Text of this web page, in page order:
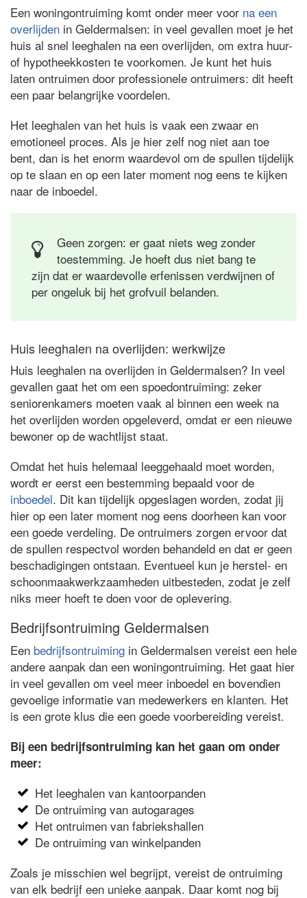
Een woningontruiming komt onder meer voor na een
overlijden in Geldermalsen: in veel gevallen moet je het
huis al snel leeghalen na een overlijden, om extra huur-
of hypotheekkosten te voorkomen. Je kunt het huis
laten ontruimen door professionele ontruimers: dit heeft
een paar belangrijke voordelen.
Het leeghalen van het huis is vaak een zwaar en
emotioneel proces. Als je hier zelf nog niet aan toe
bent, dan is het enorm waardevol om de spullen tijdelijk
op te slaan en op een later moment nog eens te kijken
naar de inboedel.
Geen zorgen: er gaat niets weg zonder
toestemming. Je hoeft dus niet bang te
zijn dat er waardevolle erfenissen verdwijnen of
per ongeluk bij het grofvuil belanden.
Huis leeghalen na overlijden: werkwijze
Huis leeghalen na overlijden in Geldermalsen? In veel
gevallen gaat het om een spoedontruiming: zeker
seniorenkamers moeten vaak al binnen een week na
het overlijden worden opgeleverd, omdat er een nieuwe
bewoner op de wachtlijst staat.
Omdat het huis helemaal leeggehaald moet worden,
wordt er eerst een bestemming bepaald voor de
inboedel. Dit kan tijdelijk opgeslagen worden, zodat jij
hier op een later moment nog eens doorheen kan voor
een goede verdeling. De ontruimers zorgen ervoor dat
de spullen respectvol worden behandeld en dat er geen
beschadigingen ontstaan. Eventueel kun je herstel- en
schoonmaakwerkzaamheden uitbesteden, zodat je zelf
niks meer hoeft te doen voor de oplevering.
Bedrijfsontruiming Geldermalsen
Een bedrijfsontruiming in Geldermalsen vereist een hele
andere aanpak dan een woningontruiming. Het gaat hier
in veel gevallen om veel meer inboedel en bovendien
gevoelige informatie van medewerkers en klanten. Het
is een grote klus die een goede voorbereiding vereist.
Bij een bedrijfsontruiming kan het gaan om onder
meer:
Het leeghalen van kantoorpanden
De ontruiming van autogarages
Het ontruimen van fabriekshallen
De ontruiming van winkelpanden
Zoals je misschien wel begrijpt, vereist de ontruiming
van elk bedrijf een unieke aanpak. Daar komt nog bij